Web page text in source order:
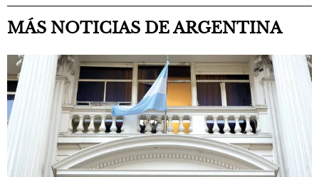
MÁS NOTICIAS DE ARGENTINA